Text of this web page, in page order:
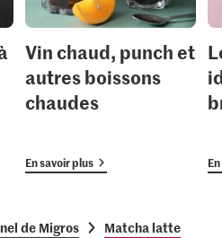
Vin chaud, punch et
autres boissons
chaudes
En savoir plus
de Migros Matcha latte